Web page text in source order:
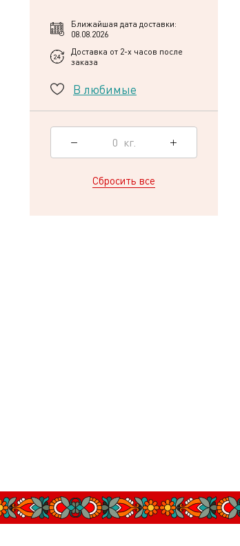
Ближайшая дата доставки:
08.08.2026
Доставка от 2-х часов после
заказа
В любимые
0 кг.
Сбросить все